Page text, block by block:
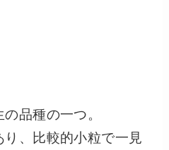
品種の一つ。
、比較的小粒で一見